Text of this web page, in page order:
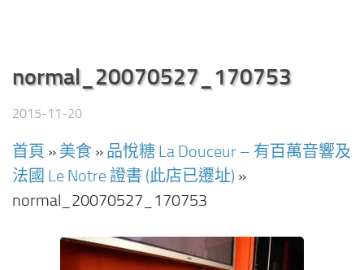
normal_20070527_170753
2015-11-20
首頁 » 美食 » 品悅糖 La Douceur – 有百萬音響及
法國 Le Notre 證書 (此店已遷址) »
normal_20070527_170753